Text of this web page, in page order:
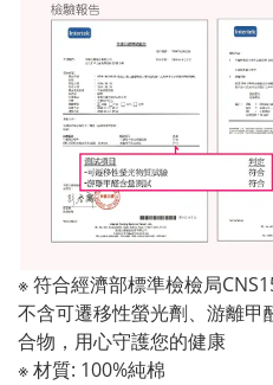
※ 符合經濟部標準檢檢局
不含可遷移性螢光劑、游離
合物，用心守護您的健康
※ 材質: 100%純棉